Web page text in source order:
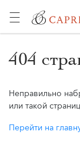
404
Неправильно
или такой
Перейти на